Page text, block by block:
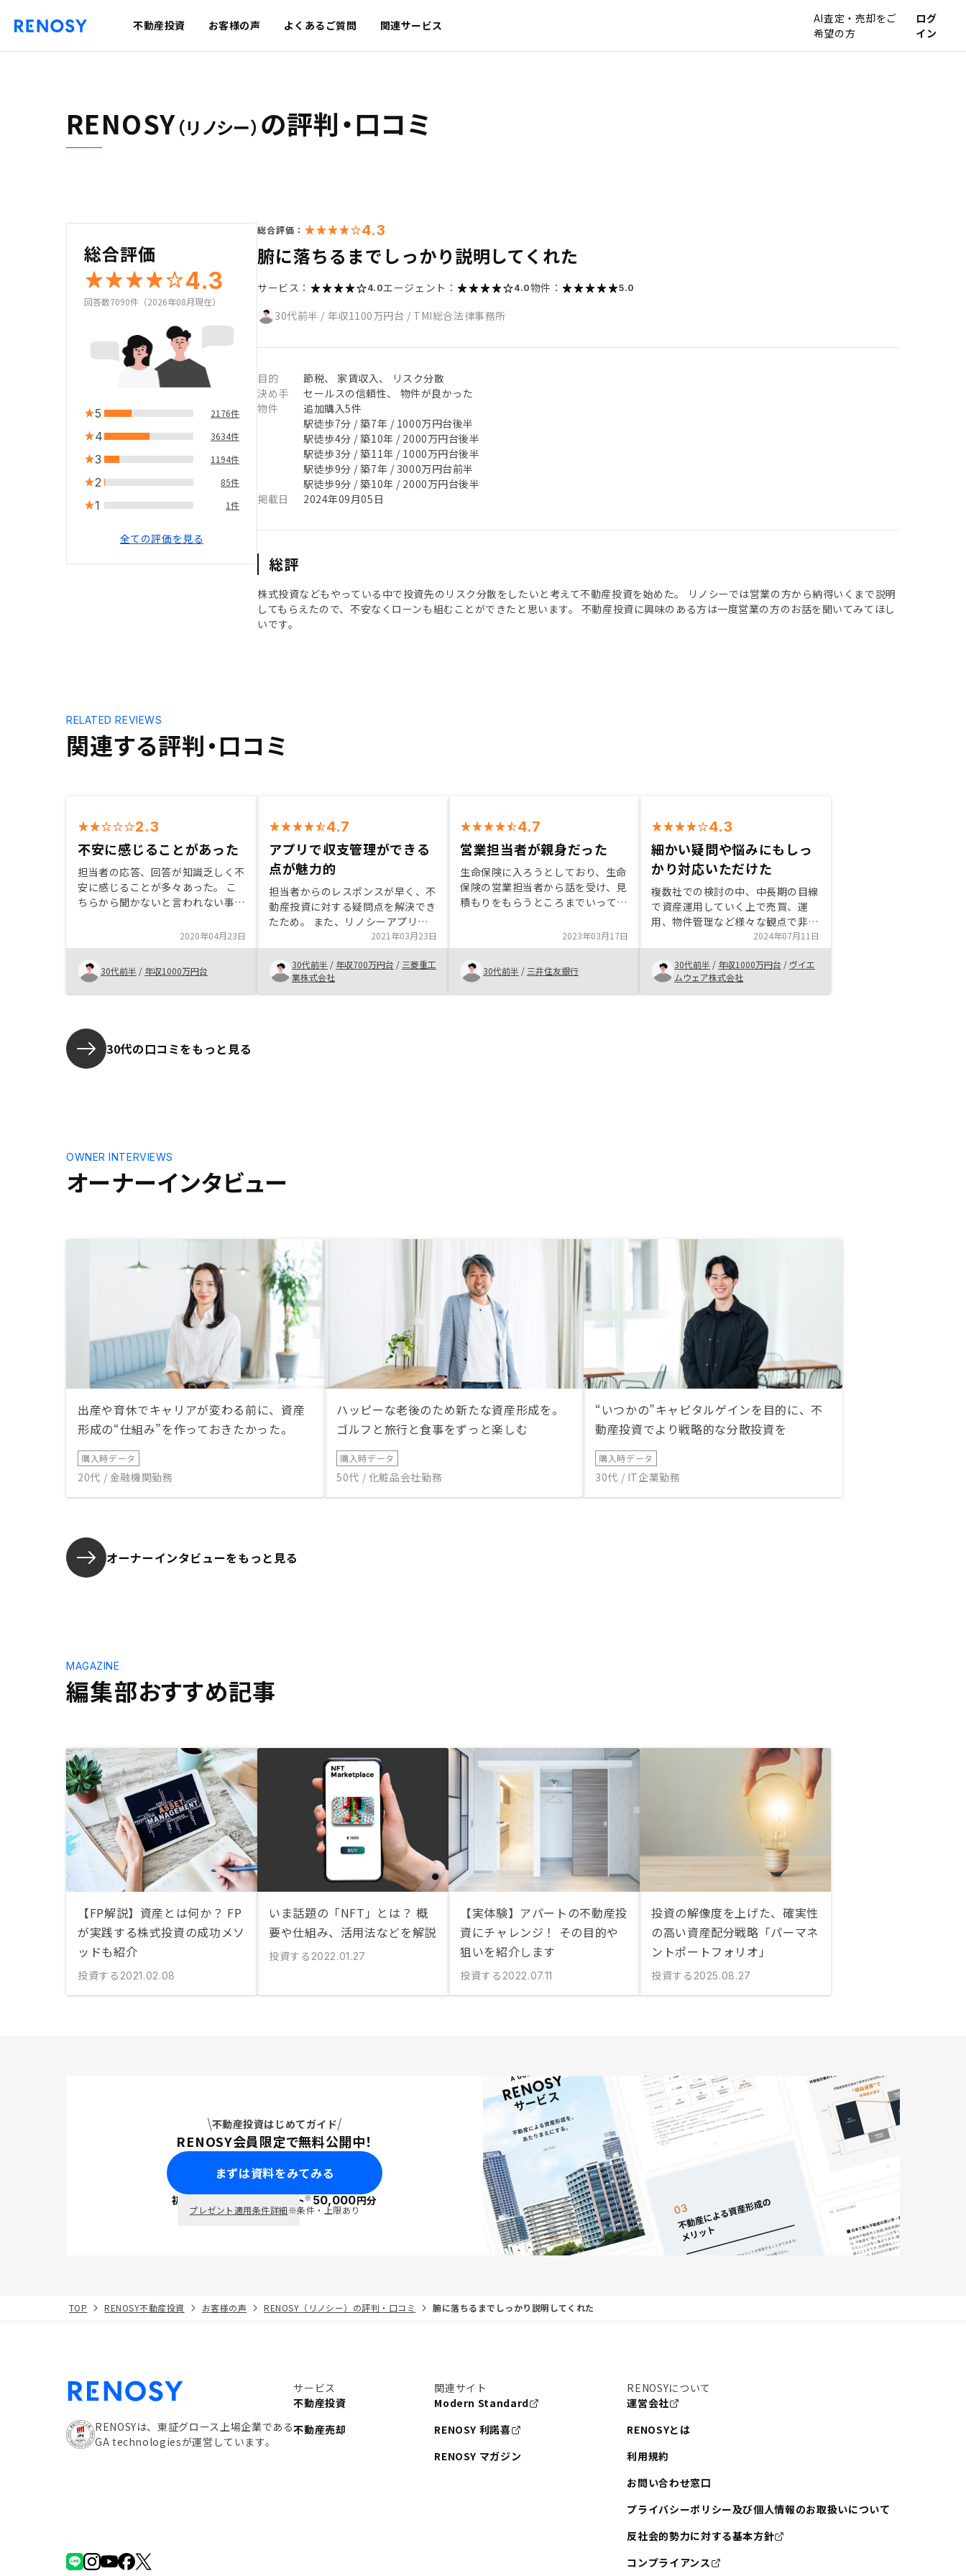
不動産投資 お客様の声 よくあるご質問 関連サービス
AI査定・売却をご
希望の方
ログ
イン
RENOSY（リノシー） の評判・口コミ
総合評価
4.3
回答数7090件（2026年08月現在）
5 2176件
4 3634件
3 1194件
2 85件
1 1件
全ての評価を見る
総合評価： 4.3
腑に落ちるまでしっかり説明してくれた
サービス： 4.0エージェント： 4.0物件： 5.0
30代前半 / 年収1100万円台 / TMI総合法律事務所
目的
節税、 家賃収入、 リスク分散
決め手
セールスの信頼性、 物件が良かった
物件
追加購入5件
駅徒歩7分 / 築7年 / 1000万円台後半
駅徒歩4分 / 築10年 / 2000万円台後半
駅徒歩3分 / 築11年 / 1000万円台後半
駅徒歩9分 / 築7年 / 3000万円台前半
駅徒歩9分 / 築10年 / 2000万円台後半
掲載日
2024年09月05日
総評
株式投資などもやっている中で投資先のリスク分散をしたいと考えて不動産投資を始めた。 リノシーでは営業の方から納得いくまで説明
してもらえたので、不安なくローンも組むことができたと思います。 不動産投資に興味のある方は一度営業の方のお話を聞いてみてほし
いです。
関連する評判・口コミ
RELATED REVIEWS
2.3
不安に感じることがあった
担当者の応答、回答が知識乏しく不
安に感じることが多々あった。 こ
ちらから聞かないと言われない事項
もあった。 物件をとにかく売るこ
とに執着している印象が強く次回は
同じ担当者からは購入しないと思
う。リスクをより幅広く、丁寧に説
明すること。上場企業として最低限
っても、不動産の人、といった印
象。本当の意味での顧客本位の説明
を心掛けているとはいえない。 不
2020年04月23日
30代前半 / 年収1000万円台
4.7
アプリで収支管理ができる
点が魅力的
担当者からのレスポンスが早く、不
動産投資に対する疑問点を解決でき
たため。 また、リノシーアプリで
収支管理ができるという点が、個人
的には大きかったです。 今後、複
数物件の所有も検討したいと思いま
す。購入可能物件のリストがあれば
有難い。
2021年03月23日
30代前半 / 年収700万円台 / 三菱重工
業株式会社
4.7
営業担当者が親身だった
生命保険に入ろうとしており、生命
保険の営業担当者から話を受け、見
積もりをもらうところまでいってい
ら、不動産投資であれば、死んだ時
にローン返済義務がなくなり、生命
保険代わりとして使用できると言わ
れ、不動産投資をはじめることにし
た。
2023年03月17日
30代前半 / 三井住友銀行
4.3
細かい疑問や悩みにもしっ
かり対応いただけた
複数社での検討の中、中長期の目線
で資産運用していく上で売買、運
用、物件管理など様々な観点で非常
に効率のいいシステムを構築してい
ると感じた。 今回の購入だけでな
く、追加購入、また将来の売却時も
しっかり相談に乗っていただけそ
う。
2024年07月11日
30代前半 / 年収1000万円台 / ヴイエ
ムウェア株式会社
30代の口コミをもっと見る
オーナーインタビュー
OWNER INTERVIEWS
出産や育休でキャリアが変わる前に、資産
形成の“仕組み”を作っておきたかった。
購入時データ
20代 / 金融機関勤務
ハッピーな老後のため新たな資産形成を。
ゴルフと旅行と食事をずっと楽しむ
購入時データ
50代 / 化粧品会社勤務
“いつかの”キャピタルゲインを目的に、不
動産投資でより戦略的な分散投資を
購入時データ
30代 / IT企業勤務
オーナーインタビューをもっと見る
編集部おすすめ記事
MAGAZINE
【FP解説】資産とは何か？ FP
が実践する株式投資の成功メソ
ッドも紹介
投資する 2021.02.08
いま話題の「NFT」とは？ 概
要や仕組み、活用法などを解説
投資する 2022.01.27
【実体験】アパートの不動産投
資にチャレンジ！ その目的や
狙いを紹介します
投資する 2022.07.11
投資の解像度を上げた、確実性
の高い資産配分戦略「パーマネ
ントポートフォリオ」
投資する 2025.08.27
不動産投資はじめてガイド
RENOSY会員限定で無料公開中！
まずは資料をみてみる
初回面談で ポイント※50,000円分
プレゼント適用条件詳細※条件・上限あり
TOP RENOSY不動産投資 お客様の声 RENOSY（リノシー）の評判・口コミ 腑に落ちるまでしっかり説明してくれた
RENOSYは、東証グロース上場企業である
GA technologiesが運営しています。
サービス
不動産投資
不動産売却
関連サイト
Modern Standard
RENOSY 利諾喜
RENOSY マガジン
RENOSYについて
運営会社
RENOSYとは
利用規約
お問い合わせ窓口
プライバシーポリシー及び個人情報のお取扱いについて
反社会的勢力に対する基本方針
コンプライアンス